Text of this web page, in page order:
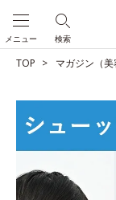
検索
メニュー
TOP マガジン（美